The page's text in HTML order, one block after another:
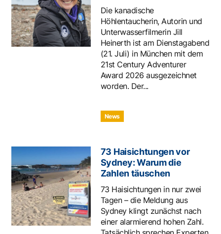
Die kanadische
Höhlentaucherin, Autorin und
Unterwasserfilmerin Jill
Heinerth ist am Dienstagabend
(21. Juli) in München mit dem
21st Century Adventurer
Award 2026 ausgezeichnet
worden. Der...
News
73 Haisichtungen vor
Sydney: Warum die
Zahlen täuschen
73 Haisichtungen in nur zwei
Tagen – die Meldung aus
Sydney klingt zunächst nach
einer alarmierend hohen Zahl.